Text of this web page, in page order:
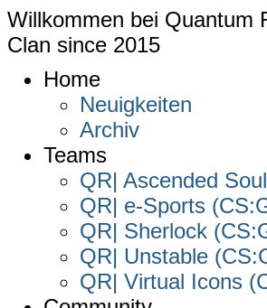
Willkommen bei Quantum
Clan since 2015
Home
Neuigkeiten
Archiv
Teams
QR| Ascended
QR| e-Sports
QR| Sherlock
QR| Unstable
QR| Virtual Icons